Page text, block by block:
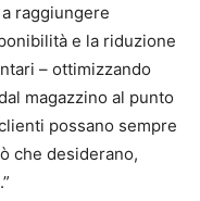
raggiungere
e la riduzione
– ottimizzando
magazzino al punto
possano sempre
che desiderano,